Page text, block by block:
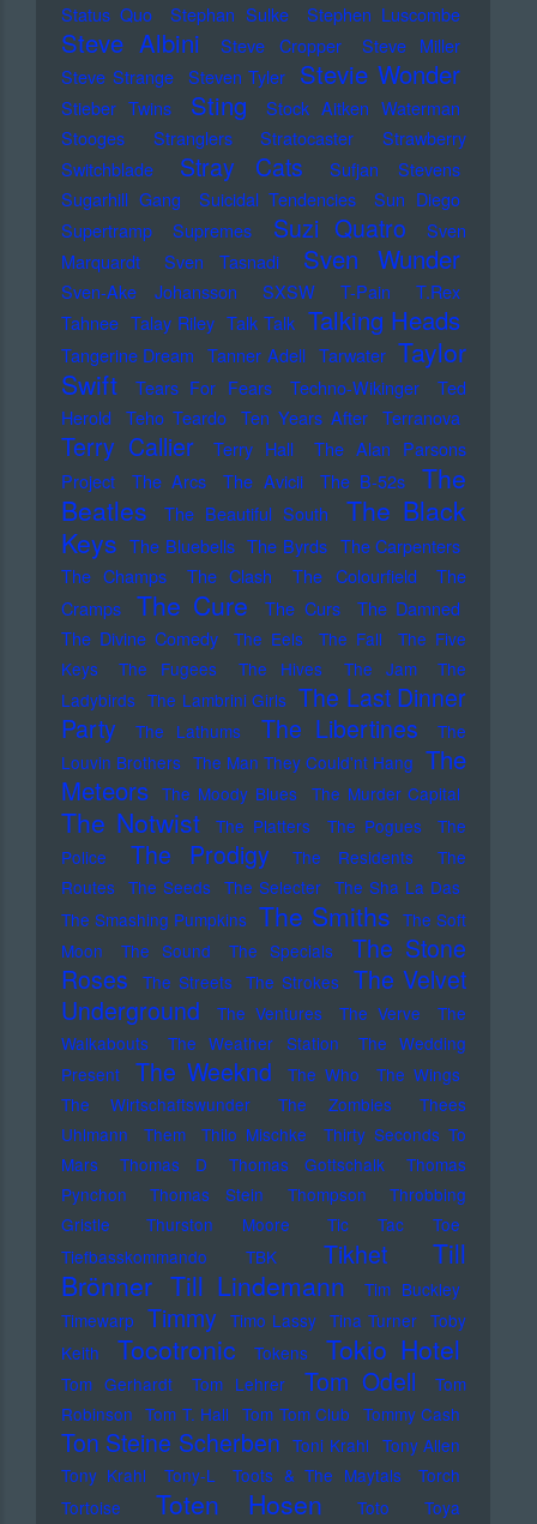
Status Quo
Stephan Sulke Stephen Luscombe
Steve Albini Steve Cropper
Steve Miller
Steve Strange Steven Tyler Stevie Wonder
Stieber Twins Sting
Stock Aitken Waterman
Stooges
Stranglers Stratocaster
Strawberry
Switchblade
Stray Cats
Sufjan Stevens
Sugarhill Gang
Suicidal Tendencies
Sun Diego
Supertramp
Supremes Suzi Quatro
Sven
Marquardt
Sven Tasnadi Sven Wunder
Sven-Ake Johansson SXSW T-Pain
T.Rex
Tahnee Talay Riley Talk Talk Talking Heads
Tangerine Dream Tanner Adell Tarwater Taylor
Swift
Tears For Fears Techno-Wikinger
Ted
Herold
Teho Teardo Ten Years After Terranova
Terry Callier Terry Hall
The Alan Parsons
Project
The Arcs The Avicii The B-52s
The
Beatles
The Beautiful South
The Black
Keys The Bluebells The Byrds The Carpenters
The Champs
The Clash The Colourfield
The
Cramps
The Cure The Curs
The Damned
The Divine Comedy
The Eels The Fall
The Five
Keys
The Fugees The Hives The Jam
The
Ladybirds The Lambrini Girls The Last Dinner
Party
The Lathums The Libertines
The
Louvin Brothers The Man They Could'nt Hang The
Meteors The Moody Blues The Murder Capital
The Notwist The Platters The Pogues
The
Police
The Prodigy The Residents
The
Routes The Seeds The Selecter The Sha La Das
The Smashing Pumpkins The Smiths The Soft
Moon
The Sound The Specials
The Stone
Roses
The Streets The Strokes
The Velvet
Underground
The Ventures The Verve
The
Walkabouts
The Weather Station
The Wedding
Present
The Weeknd The Who
The Wings
The Wirtschaftswunder
The Zombies
Thees
Uhlmann
Them Thilo Mischke
Thirty Seconds To
Mars
Thomas D Thomas Gottschalk
Thomas
Pynchon
Thomas Stein Thompson
Throbbing
Gristle
Thurston Moore
Tic Tac Toe
Tiefbasskommando TBK
Tikhet
Till
Brönner Till Lindemann
Tim Buckley
Timewarp Timmy Timo Lassy Tina Turner Toby
Keith
Tocotronic Tokens Tokio Hotel
Tom Gerhardt Tom Lehrer Tom Odell
Tom
Robinson Tom T. Hall Tom Tom Club Tommy Cash
Ton Steine Scherben Toni Krahl Tony Allen
Tony Krahl
Tony-L Toots & The Maytals
Torch
Tortoise
Toten Hosen Toto
Toya